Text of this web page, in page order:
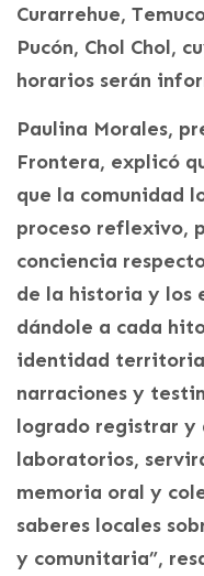
Curarrehue,
Pucón, Chol Chol,
horarios serán
Paulina Morales,
Frontera, explicó
que la comunidad
proceso reflexivo,
conciencia
de la historia y los
dándole a cada
identidad
narraciones y
logrado registrar y
laboratorios,
memoria oral y
saberes locales
y comunitaria”,